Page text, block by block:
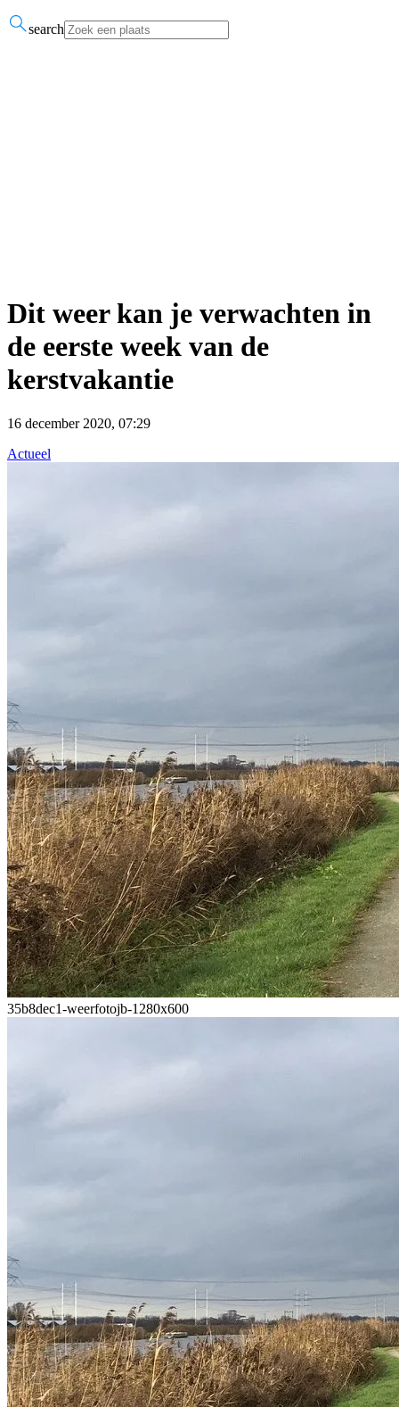
search
Dit weer kan je verwachten in
de eerste week van de
kerstvakantie
16 december 2020, 07:29
Actueel
35b8dec1-weerfotojb-1280x600